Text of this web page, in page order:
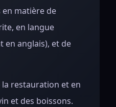
en matière de
en langue
en anglais), et de
la restauration et en
et des boissons.